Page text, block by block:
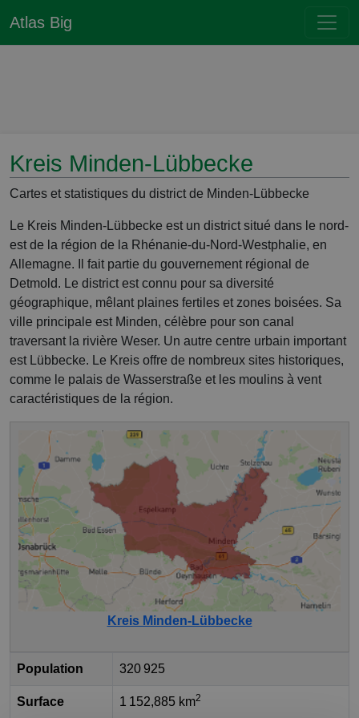
Atlas Big
Kreis Minden-Lübbecke
Cartes et statistiques du district de Minden-Lübbecke
Le Kreis Minden-Lübbecke est un district situé dans le nord-
est de la région de la Rhénanie-du-Nord-Westphalie, en
Allemagne. Il fait partie du gouvernement régional de
Detmold. Le district est connu pour sa diversité
géographique, mêlant plaines fertiles et zones boisées. Sa
ville principale est Minden, célèbre pour son canal
traversant la rivière Weser. Un autre centre urbain important
est Lübbecke. Le Kreis offre de nombreux sites historiques,
comme le palais de Wasserstraße et les moulins à vent
caractéristiques de la région.
Kreis Minden-Lübbecke
Population 320 925
Surface 1 152,885 km2